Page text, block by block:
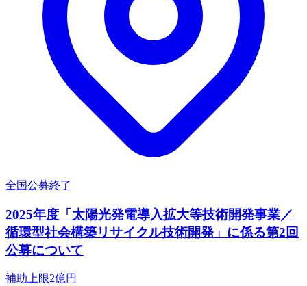
全国公募終了
2025年度「太陽光発電導入拡大等技術開発事業／
循環型社会構築リサイクル技術開発」に係る第2回
公募について
補助上限2億円